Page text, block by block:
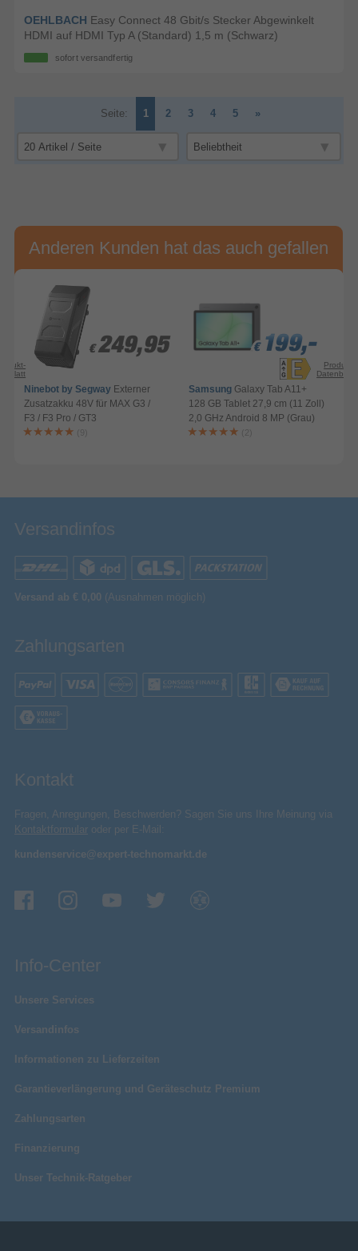
OEHLBACH Easy Connect 48 Gbit/s Stecker Abgewinkelt
HDMI auf HDMI Typ A (Standard) 1,5 m (Schwarz)
sofort versandfertig
Seite: 1 2 3 4 5 »
Anderen Kunden hat das auch gefallen
€ 249,95
€ 249,95
Ninebot by Segway Externer
Zusatzakku 48V für MAX G3 /
F3 / F3 Pro / GT3
(9)
€ 199,-
€ 199,-
€ 199,-
Produkt-
Datenblatt
Samsung Galaxy Tab A11+
128 GB Tablet 27,9 cm (11 Zoll)
2,0 GHz Android 8 MP (Grau)
(2)
Versandinfos
Versand ab € 0,00 (Ausnahmen möglich)
Zahlungsarten
Kontakt
Fragen, Anregungen, Beschwerden? Sagen Sie uns Ihre Meinung via
Kontaktformular oder per E-Mail:
kundenservice@expert-technomarkt.de
Info-Center
Unsere Services
Versandinfos
Informationen zu Lieferzeiten
Garantieverlängerung und Geräteschutz Premium
Zahlungsarten
Finanzierung
Unser Technik-Ratgeber